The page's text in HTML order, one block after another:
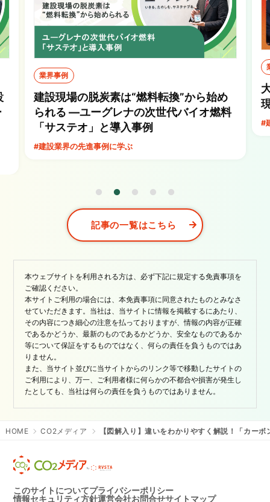
業界事例
建設現場の脱炭素は“燃料転換”から始め
られる ―ユーグレナの次世代バイオ燃料
「サステオ」と導入事例
#建設業界の先進事例に学ぶ
#
記事の一覧はこちら
本ウェブサイトを利用される方は、必ず下記に規定する免責事項を
ご確認ください。
本サイトご利用の場合には、本免責事項に同意されたものとみなさ
せていただきます。当社は、当サイトに情報を掲載するにあたり、
その内容につき細心の注意を払っておりますが、情報の内容が正確
であるかどうか、最新のものであるかどうか、安全なものであるか
等について保証をするものではなく、何らの責任を負うものではあ
りません。
また、当サイト並びに当サイトからのリンク等で移動したサイトの
ご利用により、万一、ご利用者様に何らかの不都合や損害が発生し
たとしても、当社は何らの責任を負うものではありません。
HOME CO2メディア 【図解入り】違いをわかりやすく解説！「カー
このサイトについてプライバシーポリシー
情報セキュリティ方針運営会社お問合せサイトマップ